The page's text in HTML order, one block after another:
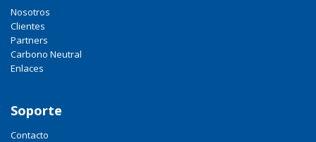
Nosotros
Clientes
Partners
Carbono Neutral
Enlaces
Soporte
Contacto